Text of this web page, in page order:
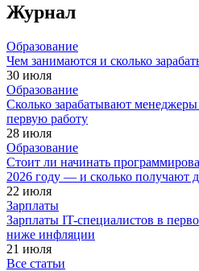
Журнал
Образование
Чем занимаются и сколько
30 июля
Образование
Сколько зарабатывают
первую работу
28 июля
Образование
Стоит ли начинать
2026 году — и сколько получают
22 июля
Зарплаты
Зарплаты IT-специалистов в
ниже инфляции
21 июля
Все статьи